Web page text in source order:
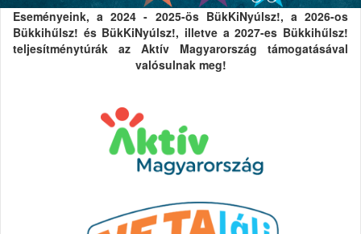
Eseményeink, a 2024 - 2025-ös BükKiNyúlsz!, a 2026-os
Bükkihűlsz! és BükKiNyúlsz!, illetve a 2027-es Bükkihűlsz!
teljesítménytúrák az Aktív Magyarország támogatásával
valósulnak meg!